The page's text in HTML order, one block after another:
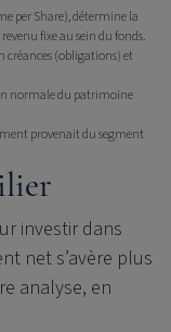
per Share), détermine la
fixe au sein du fonds.
créances (obligations) et
normale du patrimoine
provenait du segment
investir dans
net s’avère plus
analyse, en